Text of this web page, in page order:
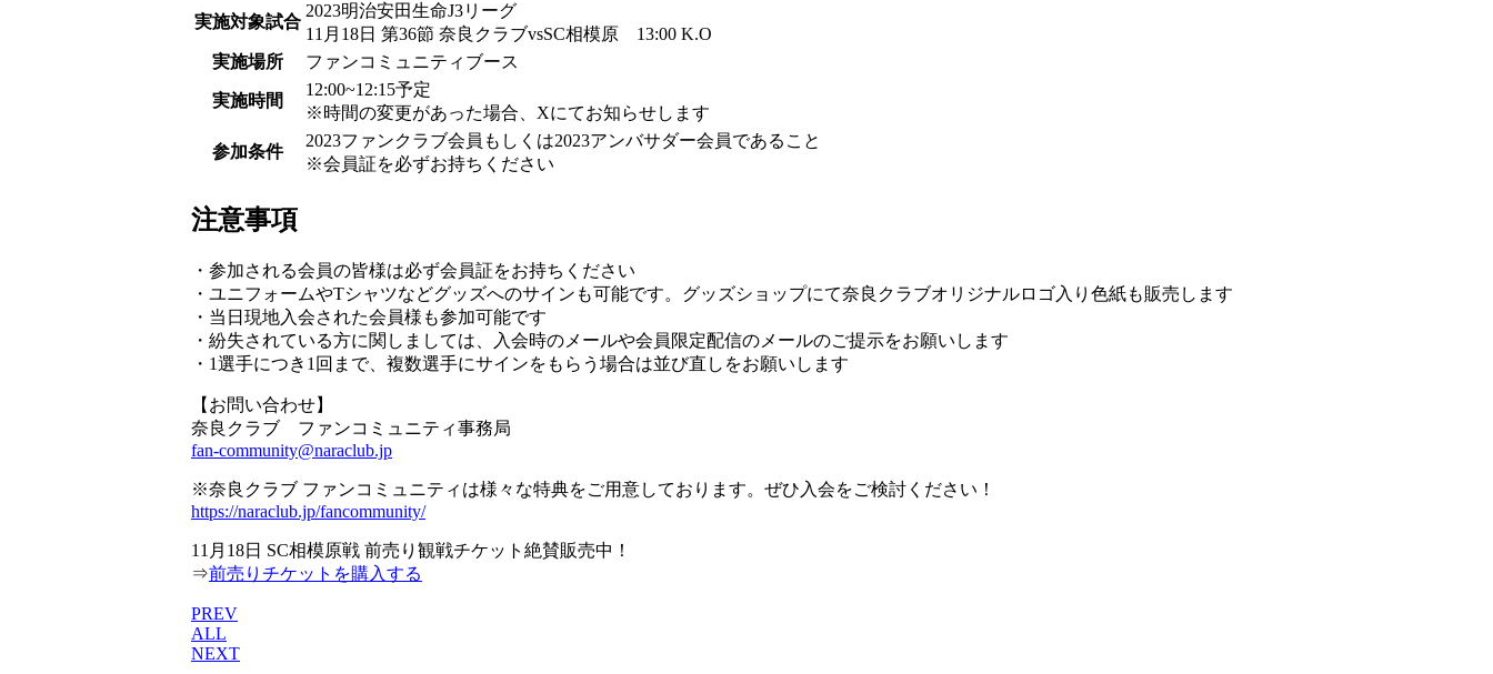
実施対象試合
2023明治安田生命J3リーグ
11月18日 第36節 奈良クラブvsSC相模原 13:00 K.O
実施場所
ファンコミュニティブース
実施時間
12:00~12:15予定
※時間の変更があった場合、Xにてお知らせします
参加条件
2023ファンクラブ会員もしくは2023アンバサダー会員であること
※会員証を必ずお持ちください
注意事項
・参加される会員の皆様は必ず会員証をお持ちください
・ユニフォームやTシャツなどグッズへのサインも可能です。グッズショップにて奈良クラブオリジナルロゴ入り色紙も販売します
・当日現地入会された会員様も参加可能です
・紛失されている方に関しましては、入会時のメールや会員限定配信のメールのご提示をお願いします
・1選手につき1回まで、複数選手にサインをもらう場合は並び直しをお願いします
【お問い合わせ】
奈良クラブ ファンコミュニティ事務局
fan-community@naraclub.jp
※奈良クラブ ファンコミュニティは様々な特典をご用意しております。ぜひ入会をご検討ください！
https://naraclub.jp/fancommunity/
11月18日 SC相模原戦 前売り観戦チケット絶賛販売中！
⇒前売りチケットを購入する
PREV
ALL
NEXT